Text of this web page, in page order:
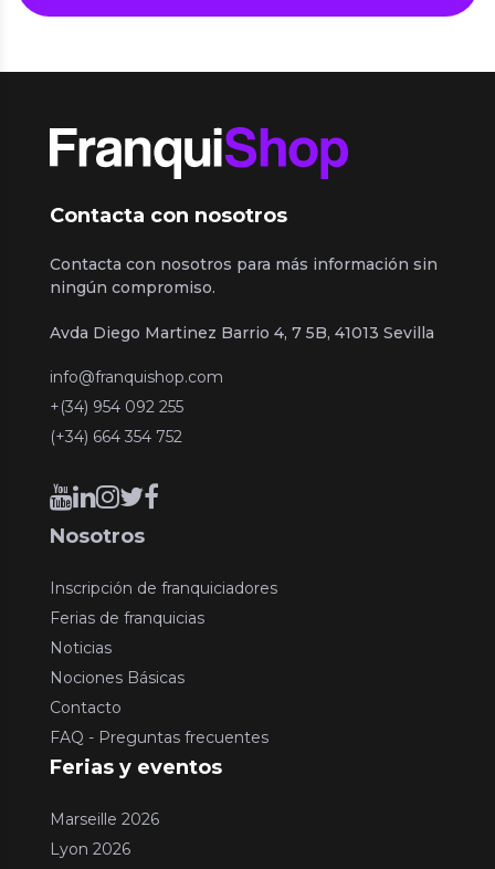
Contacta con nosotros
Contacta con nosotros para más información sin
ningún compromiso.
Avda Diego Martinez Barrio 4, 7 5B, 41013 Sevilla
info@franquishop.com
+(34) 954 092 255
(+34) 664 354 752
Nosotros
Inscripción de franquiciadores
Ferias de franquicias
Noticias
Nociones Básicas
Contacto
FAQ - Preguntas frecuentes
Ferias y eventos
Marseille 2026
Lyon 2026